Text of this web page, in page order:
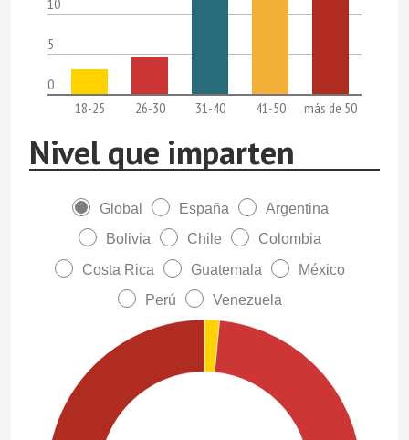
10
5
0
18-25
26-30 31-40 41-50 más de 50
Nivel que imparten
Global España
Argentina
Bolivia
Chile
Colombia
Costa Rica
Guatemala
México
Perú
Venezuela